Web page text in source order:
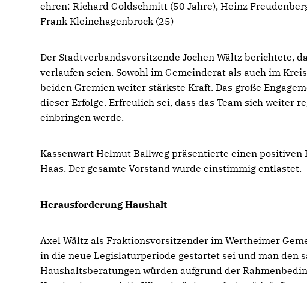
ehren: Richard Goldschmitt (50 Jahre), Heinz
Frank Kleinehagenbrock (25)
Der Stadtverbandsvorsitzende Jochen Wältz berichtete,
verlaufen seien. Sowohl im Gemeinderat als auch im
beiden Gremien weiter stärkste Kraft. Das große
dieser Erfolge. Erfreulich sei, dass das Team sich weiter
einbringen werde.
Kassenwart Helmut Ballweg präsentierte einen
Haas. Der gesamte Vorstand wurde einstimmig entlastet.
Herausforderung Haushalt
Axel Wältz als Fraktionsvorsitzender im Wertheimer
in die neue Legislaturperiode gestartet sei und man den
Haushaltsberatungen würden aufgrund der